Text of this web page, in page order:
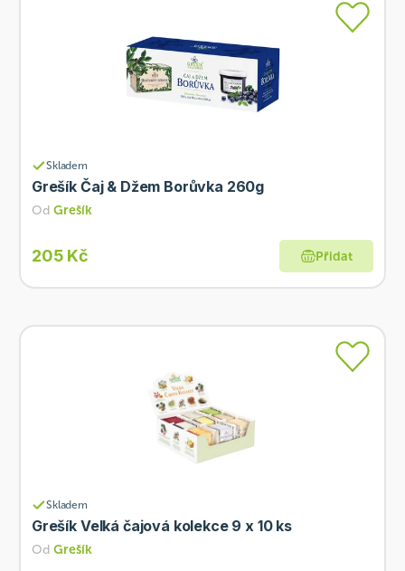
Skladem
Grešík Čaj & Džem Borůvka 260g
Od Grešík
205 Kč Přidat
Skladem
Grešík Velká čajová kolekce 9 x 10 ks
Od Grešík